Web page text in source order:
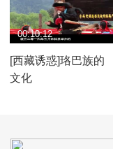
[西藏诱惑]珞巴族的
文化
00:10:12